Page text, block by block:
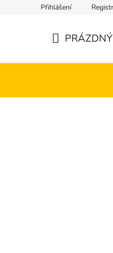
Přihlášení